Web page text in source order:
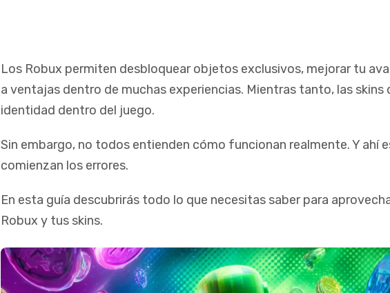
Los Robux permiten desbloquear objetos exclusivos, mejorar tu
a ventajas dentro de muchas experiencias. Mientras tanto, las skins
identidad dentro del juego.
Sin embargo, no todos entienden cómo funcionan realmente. Y ahí
comienzan los errores.
En esta guía descubrirás todo lo que necesitas saber para
Robux y tus skins.